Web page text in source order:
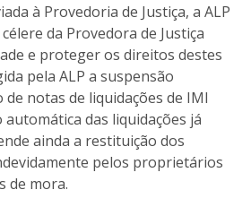
à Provedoria de Justiça, a ALP
da Provedora de Justiça
e proteger os direitos destes
pela ALP a suspensão
de notas de liquidações de IMI
automática das liquidações já
ainda a restituição dos
pelos proprietários
de mora.